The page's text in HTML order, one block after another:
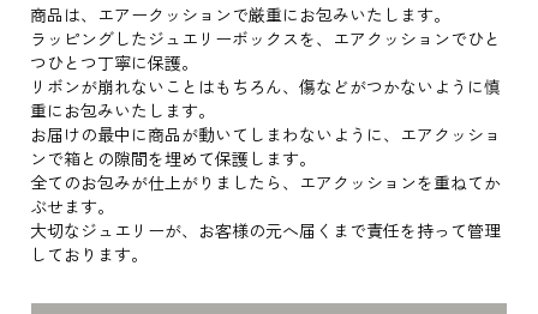
商品は、エアークッションで厳重にお包みいたします。
ラッピングしたジュエリーボックスを、エアクッションでひと
つひとつ丁寧に保護。
リボンが崩れないことはもちろん、傷などがつかないように慎
重にお包みいたします。
お届けの最中に商品が動いてしまわないように、エアクッショ
ンで箱との隙間を埋めて保護します。
全てのお包みが仕上がりましたら、エアクッションを重ねてか
ぶせます。
大切なジュエリーが、お客様の元へ届くまで責任を持って管理
しております。